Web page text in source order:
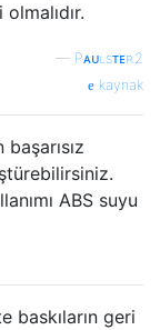
— Pᴀᴜʟsᴛᴇʀ2
kaynak
ABS suyu
baskıların geri